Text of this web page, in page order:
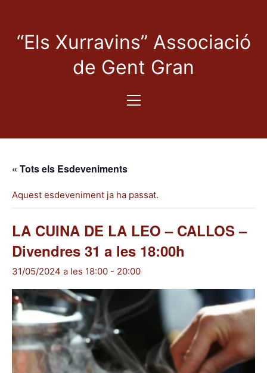
“Els Xurravins” Associació
de Gent Gran
« Tots els Esdeveniments
Aquest esdeveniment ja ha passat.
LA CUINA DE LA LEO – CALLOS –
Divendres 31 a les 18:00h
31/05/2024 a les 18:00 - 20:00